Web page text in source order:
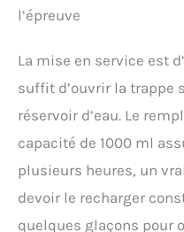
l’épreuve
La mise en service est
suffit d’ouvrir la trappe
réservoir d’eau. Le
capacité de 1000 ml
plusieurs heures, un
devoir le recharger
quelques glaçons pour